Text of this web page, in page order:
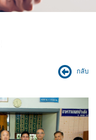
กลับ